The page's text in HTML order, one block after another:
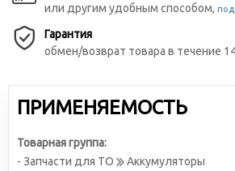
или другим удобным способом,
Гарантия
обмен/возврат товара в течение
ПРИМЕНЯЕМОСТЬ
Товарная группа:
- Запчасти для ТО
Аккумуляторы